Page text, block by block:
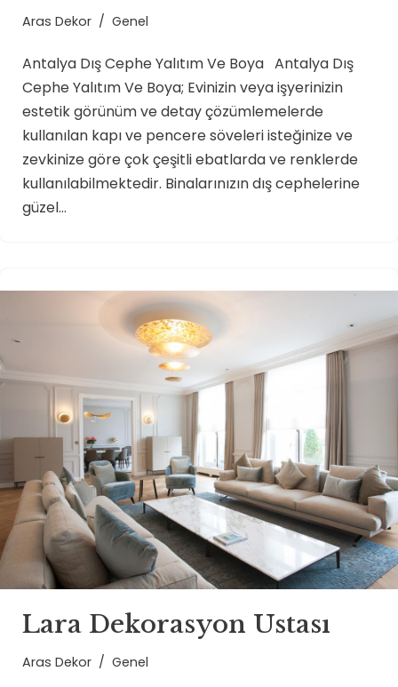
Aras Dekor Genel
Antalya Dış Cephe Yalıtım Ve Boya Antalya Dış
Cephe Yalıtım Ve Boya; Evinizin veya işyerinizin
estetik görünüm ve detay çözümlemelerde
kullanılan kapı ve pencere söveleri isteğinize ve
zevkinize göre çok çeşitli ebatlarda ve renklerde
kullanılabilmektedir. Binalarınızın dış cephelerine
güzel…
Lara Dekorasyon Ustası
Aras Dekor Genel